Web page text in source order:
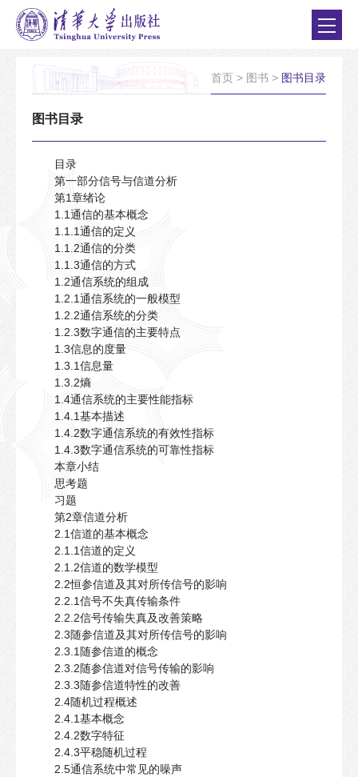
首页 > 图书 > 图书目录
图书目录
目录
第一部分信号与信道分析
第1章绪论
1.1通信的基本概念
1.1.1通信的定义
1.1.2通信的分类
1.1.3通信的方式
1.2通信系统的组成
1.2.1通信系统的一般模型
1.2.2通信系统的分类
1.2.3数字通信的主要特点
1.3信息的度量
1.3.1信息量
1.3.2熵
1.4通信系统的主要性能指标
1.4.1基本描述
1.4.2数字通信系统的有效性指标
1.4.3数字通信系统的可靠性指标
本章小结
思考题
习题
第2章信道分析
2.1信道的基本概念
2.1.1信道的定义
2.1.2信道的数学模型
2.2恒参信道及其对所传信号的影响
2.2.1信号不失真传输条件
2.2.2信号传输失真及改善策略
2.3随参信道及其对所传信号的影响
2.3.1随参信道的概念
2.3.2随参信道对信号传输的影响
2.3.3随参信道特性的改善
2.4随机过程概述
2.4.1基本概念
2.4.2数字特征
2.4.3平稳随机过程
2.5通信系统中常见的噪声